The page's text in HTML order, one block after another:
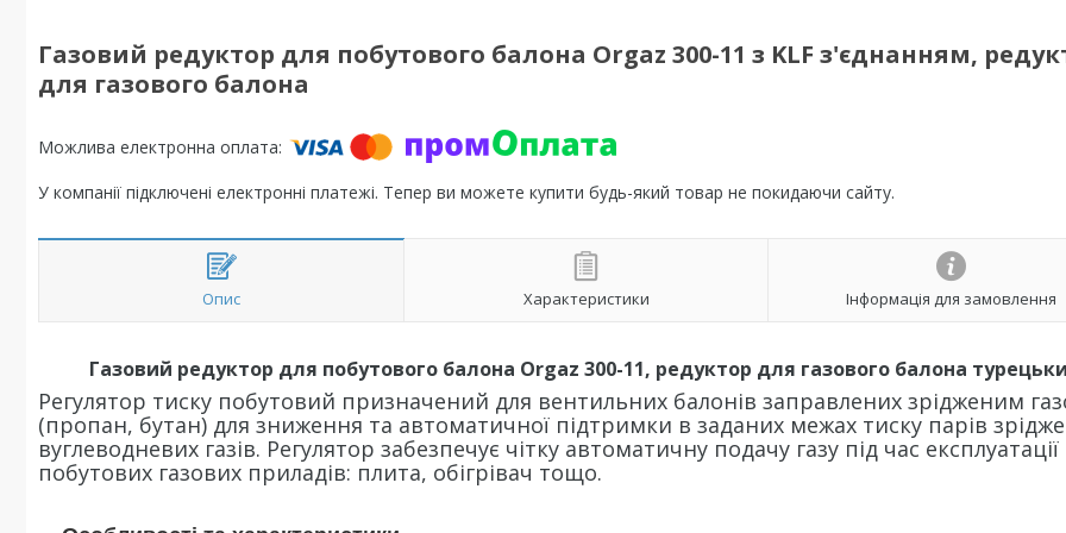
Газовий редуктор для побутового балона Orgaz 300-11 з KLF з'єднанням,
для газового балона
У компанії підключені електронні платежі. Тепер ви можете купити будь-який товар не покидаючи сайту.
Опис Характеристики Інформація для замовлення
Газовий редуктор для побутового балона Orgaz 300-11, редуктор для газового балона
Регулятор тиску побутовий призначений для вентильних балонів заправлених зрідженим
(пропан, бутан) для зниження та автоматичної підтримки в заданих межах тиску парів
вуглеводневих газів. Регулятор забезпечує чітку автоматичну подачу газу під час експлуатації
побутових газових приладів: плита, обігрівач тощо.